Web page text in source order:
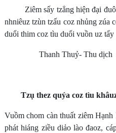
Ziêm sấy tzẳng hiện đại
nhniêuz tzùn tzấu coz nhủng zúa
duổi thim coz tìu duổi vuồn uz
Thanh Thuỷ- Thu dịch
Tzụ thez quýa coz tìu
Vuồm chom càn thuất ziêm
phát hiáng ziều diảo lào đaoz,